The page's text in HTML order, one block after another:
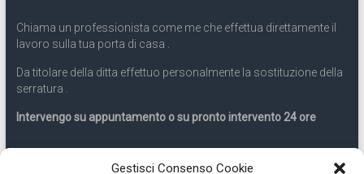
Gestisci Consenso Cookie
Chiama un professionista come me che effettua direttamente il
lavoro sulla tua porta di casa .
Da titolare della ditta effettuo personalmente la sostituzione della
serratura .
Intervengo su appuntamento o su pronto intervento 24 ore